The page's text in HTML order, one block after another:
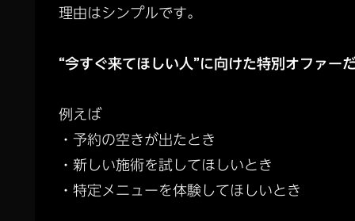
理由はシンプルです。
“今すぐ来てほしい人”に向けた特別オファーだ
例えば
・予約の空きが出たとき
・新しい施術を試してほしいとき
・特定メニューを体験してほしいとき